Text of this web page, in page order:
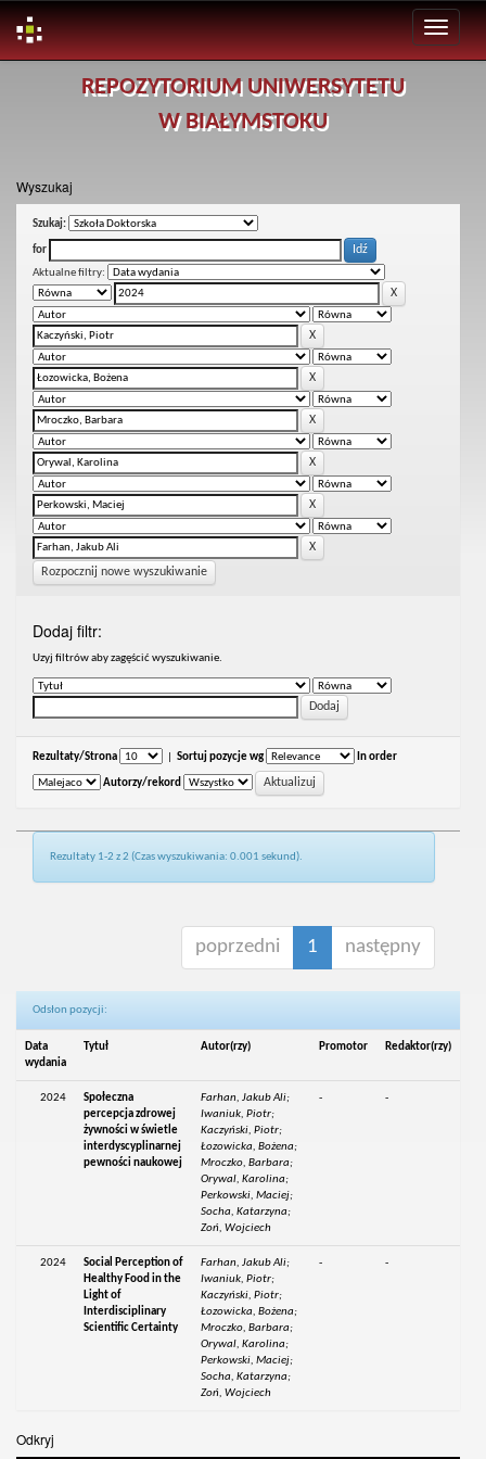
REPOZYTORIUM UNIWERSYTETU
W BIAŁYMSTOKU
Wyszukaj
Szukaj:
for
Aktualne filtry:
Rozpocznij nowe wyszukiwanie
Dodaj filtr:
Uzyj filtrów aby zagęścić wyszukiwanie.
Rezultaty/Strona Sortuj pozycje wg In order
Autorzy/rekord
Rezultaty 1-2 z 2 (Czas wyszukiwania: 0.001 sekund).
poprzedni 1 następny
Odsłon pozycji:
Data
wydania
Tytuł Autor(rzy) Promotor Redaktor(rzy)
2024
Społeczna
percepcja zdrowej
żywności w świetle
interdyscyplinarnej
pewności naukowej
Farhan, Jakub Ali;
Iwaniuk, Piotr;
Kaczyński, Piotr;
Łozowicka, Bożena;
Mroczko, Barbara;
Orywal, Karolina;
Perkowski, Maciej;
Socha, Katarzyna;
Zoń, Wojciech
- -
2024
Social Perception of
Healthy Food in the
Light of
Interdisciplinary
Scientific Certainty
Farhan, Jakub Ali;
Iwaniuk, Piotr;
Kaczyński, Piotr;
Łozowicka, Bożena;
Mroczko, Barbara;
Orywal, Karolina;
Perkowski, Maciej;
Socha, Katarzyna;
Zoń, Wojciech
- -
Odkryj